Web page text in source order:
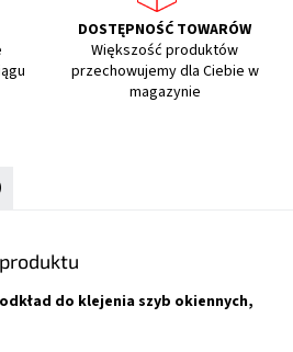
DOSTĘPNOŚĆ TOWARÓW
Większość produktów
przechowujemy dla Ciebie w
magazynie
do klejenia szyb okiennych,